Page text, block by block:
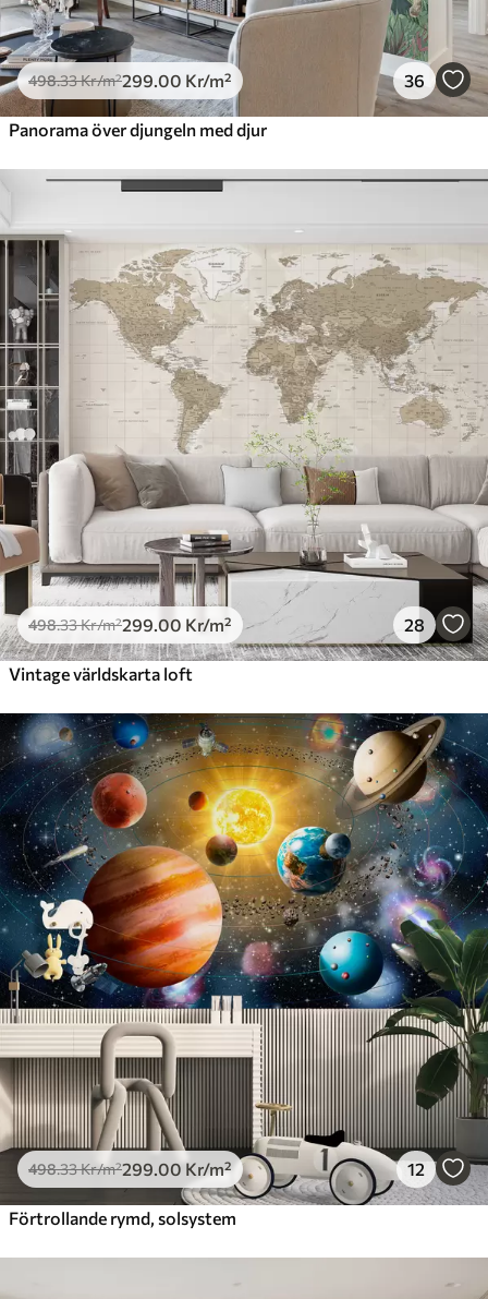
498.33Kr/m²299 .00 Kr/m² 36
Panorama över djungeln med djur
498.33Kr/m²299 .00 Kr/m² 28
Vintage världskarta loft
498.33Kr/m²299 .00 Kr/m² 12
Förtrollande rymd, solsystem